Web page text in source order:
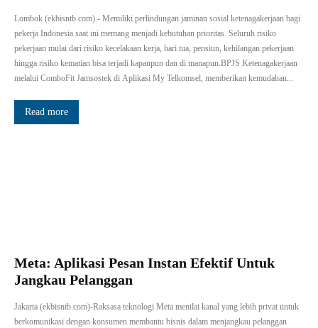
Lombok (ekbisntb.com) - Memiliki perlindungan jaminan sosial ketenagakerjaan bagi
pekerja Indonesia saat ini memang menjadi kebutuhan prioritas. Seluruh risiko
pekerjaan mulai dari risiko kecelakaan kerja, hari tua, pensiun, kehilangan pekerjaan
hingga risiko kematian bisa terjadi kapanpun dan di manapun.BPJS Ketenagakerjaan
melalui ComboFit Jamsostek di Aplikasi My Telkomsel, memberikan kemudahan...
Read more
Meta: Aplikasi Pesan Instan Efektif Untuk
Jangkau Pelanggan
Jakarta (ekbisntb.com)-Raksasa teknologi Meta menilai kanal yang lebih privat untuk
berkomunikasi dengan konsumen membantu bisnis dalam menjangkau pelanggan